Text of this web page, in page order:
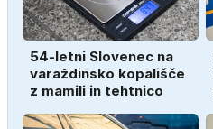
54-letni Slovenec na
varaždinsko kopališče
z mamili in tehtnico